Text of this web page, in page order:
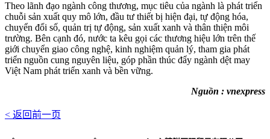
Theo lãnh đạo ngành công thương, mục tiêu của ngành là phát triển
chuỗi sản xuất quy mô lớn, đầu tư thiết bị hiện đại, tự động hóa,
chuyển đổi số, quản trị tự động, sản xuất xanh và thân thiện môi
trường. Bên cạnh đó, nước ta kêu gọi các thương hiệu lớn trên thế
giới chuyển giao công nghệ, kinh nghiệm quản lý, tham gia phát
triển nguồn cung nguyên liệu, góp phần thúc đẩy ngành dệt may
Việt Nam phát triển xanh và bền vững.
Nguồn : vnexpress
< 返回前一页